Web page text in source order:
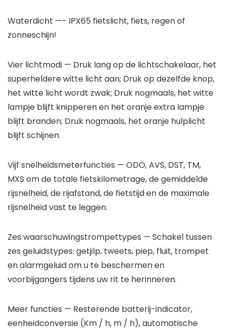
Waterdicht —- IPX65 fietslicht, fiets, regen of
zonneschijn!
Vier lichtmodi — Druk lang op de lichtschakelaar, het
superheldere witte licht aan; Druk op dezelfde knop,
het witte licht wordt zwak; Druk nogmaals, het witte
lampje blijft knipperen en het oranje extra lampje
blijft branden; Druk nogmaals, het oranje hulplicht
blijft schijnen.
Vijf snelheidsmeterfuncties — ODO, AVS, DST, TM,
MXS om de totale fietskilometrage, de gemiddelde
rijsnelheid, de rijafstand, de fietstijd en de maximale
rijsnelheid vast te leggen.
Zes waarschuwingstrompettypes — Schakel tussen
zes geluidstypes: getjilp, tweets, piep, fluit, trompet
en alarmgeluid om u te beschermen en
voorbijgangers tijdens uw rit te herinneren.
Meer functies — Resterende batterij-indicator,
eenheidconversie (Km / h, m / h), automatische